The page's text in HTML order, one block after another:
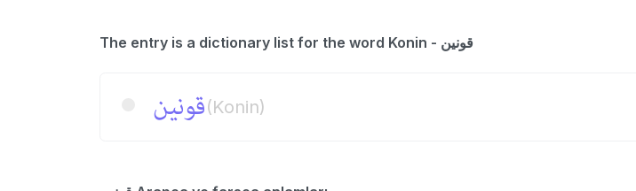
The entry is a dictionary list for the word Konin - قونین
قونین(Konin)